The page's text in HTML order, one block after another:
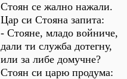
Стоян се жално нажали.
Цар си Стояна запита:
- Стояне, младо войниче,
дали ти служба дотегну,
или за либе домучне?
Стоян си царю продума: